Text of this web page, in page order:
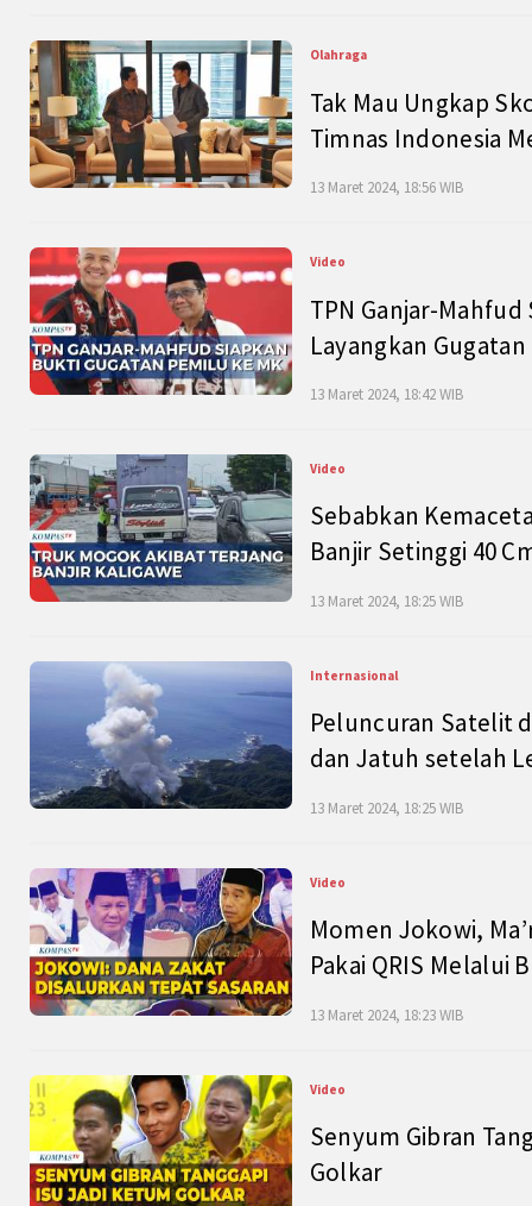
Olahraga
Tak Mau Ungkap
Timnas Indonesia
13 Maret 2024, 18:56 WIB
Video
TPN Ganjar-
Layangkan
13 Maret 2024, 18:42 WIB
Video
Sebabkan
Banjir Setinggi 40
13 Maret 2024, 18:25 WIB
Internasional
Peluncuran Satelit
dan Jatuh setelah
13 Maret 2024, 18:25 WIB
Video
Momen Jokowi,
Pakai QRIS Melalui
13 Maret 2024, 18:23 WIB
Video
Senyum Gibran
Golkar